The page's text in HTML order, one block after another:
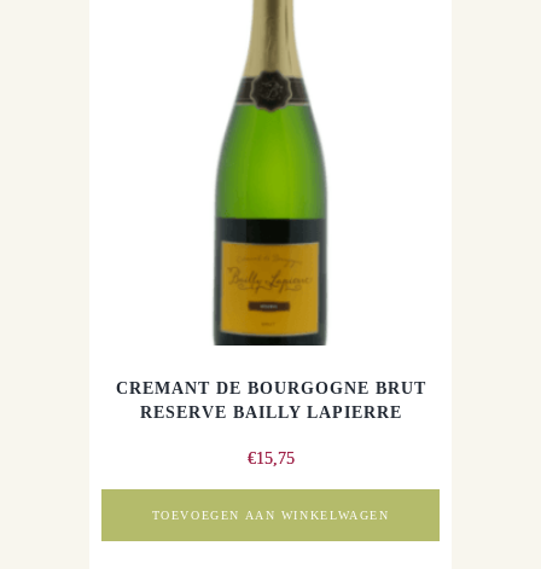
CREMANT DE BOURGOGNE BRUT
RESERVE BAILLY LAPIERRE
€15,75
TOEVOEGEN AAN WINKELWAGEN